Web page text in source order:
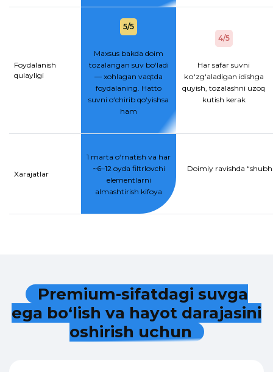
Foydalanish
qulayligi
5/5
Maxsus bakda doim
tozalangan suv bo‘ladi
— xohlagan vaqtda
foydalaning. Hatto
suvni o‘chirib qo‘yishsa
ham
4/5
Har safar suvni
kо‘zg‘aladigan idishga
quyish, tozalashni uzoq
kutish kerak
Xarajatlar
1 marta o‘rnatish va har
~6–12 oyda filtrlovchi
elementlarni
almashtirish kifoya
Doimiy ravishda
Premium-sifatdagi suvga
ega bo‘lish va hayot darajasini
oshirish uchun